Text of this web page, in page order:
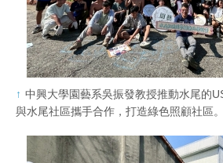
中興大學園藝系吳振發教授推動水尾的
與水尾社區攜手合作，打造綠色照顧社區。